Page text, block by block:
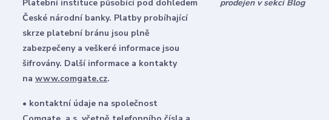
Platební instituce působící pod dohledem
České národní banky. Platby probíhající
skrze platební bránu jsou plně
zabezpečeny a veškeré informace jsou
šifrovány. Další informace a kontakty
na www.comgate.cz.
• kontaktní údaje na společnost
prodejen v sekci Blog